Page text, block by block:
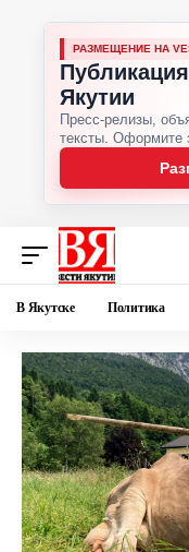
РАЗМЕЩЕНИЕ НА
Якутии
Пресс-релизы,
тексты. Оформите
В Якутске Политика